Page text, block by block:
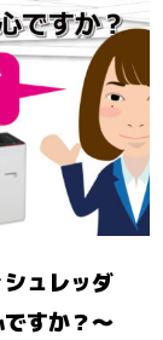
ュレッダ
すか？〜